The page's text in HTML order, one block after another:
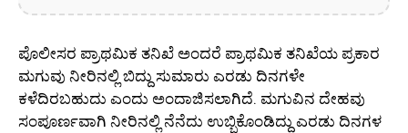
ಪೊಲೀಸರ ಪ್ರಾಥಮಿಕ ತನಿಖೆ ಅಂದರೆ ಪ್ರಾಥಮಿಕ ತನಿಖೆಯ ಪ್ರಕಾರ
ಮಗುವು ನೀರಿನಲ್ಲಿ ಬಿದ್ದು ಸುಮಾರು ಎರಡು ದಿನಗಳೇ
ಕಳೆದಿರಬಹುದು ಎಂದು ಅಂದಾಜಿಸಲಾಗಿದೆ. ಮಗುವಿನ ದೇಹವು
ಸಂಪೂರ್ಣವಾಗಿ ನೀರಿನಲ್ಲಿ ನೆನೆದು ಉಬ್ಬಿಕೊಂಡಿದ್ದು ಎರಡು ದಿನಗಳ